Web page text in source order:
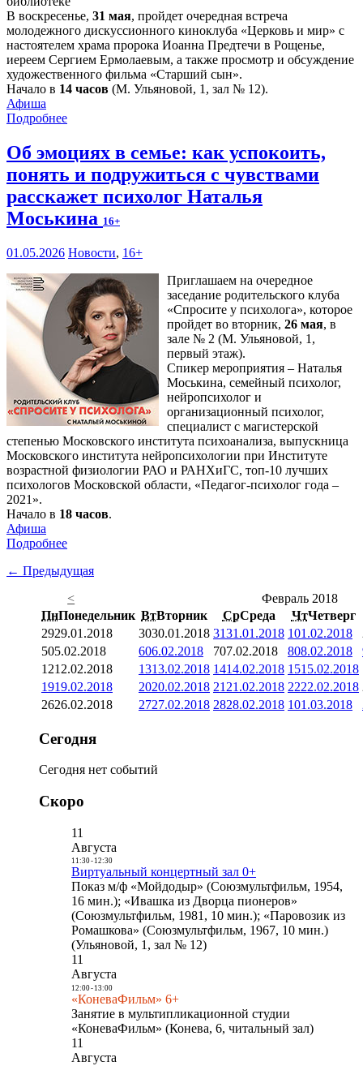
В воскресенье, 31 мая, пройдет очередная встреча
молодежного дискуссионного киноклуба «Церковь и мир» с
настоятелем храма пророка Иоанна Предтечи в Рощенье,
иереем Сергием Ермолаевым, а также просмотр и обсуждение
художественного фильма «Старший сын».
Начало в 14 часов (М. Ульяновой, 1, зал № 12).
Афиша
Подробнее
Об эмоциях в семье: как успокоить,
понять и подружиться с чувствами
расскажет психолог Наталья
Моськина 16+
01.05.2026 Новости, 16+
Приглашаем на очередное
заседание родительского клуба
«Спросите у психолога», которое
пройдет во вторник, 26 мая, в
зале № 2 (М. Ульяновой, 1,
первый этаж).
Спикер мероприятия – Наталья
Моськина, семейный психолог,
нейропсихолог и
организационный психолог,
специалист с магистерской
степенью Московского института психоанализа, выпускница
Московского института нейропсихологии при Институте
возрастной физиологии РАО и РАНХиГС, топ-10 лучших
психологов Московской области, «Педагог-психолог года –
2021».
Начало в 18 часов.
Афиша
Подробнее
← Предыдущая
<
Февраль 2018
ПнПонедельник ВтВторник СрСреда ЧтЧетверг
2929.01.2018 3030.01.2018 3131.01.2018 101.02.2018
505.02.2018 606.02.2018 707.02.2018 808.02.2018
1212.02.2018 1313.02.2018 1414.02.2018 1515.02.2018
1919.02.2018 2020.02.2018 21 21.02.2018 2222.02.2018
2626.02.2018 2727.02.2018 2828.02.2018 101.03.2018
Сегодня
Сегодня нет событий
Скоро
11
Августа
11:30- 12:30
Виртуальный концертный зал 0+
Показ м/ф «Мойдодыр» (Союзмультфильм, 1954,
16 мин.); «Ивашка из Дворца пионеров»
(Союзмультфильм, 1981, 10 мин.); «Паровозик из
Ромашкова» (Союзмультфильм, 1967, 10 мин.)
(Ульяновой, 1, зал № 12)
11
Августа
12:00- 13:00
«КоневаФильм» 6+
Занятие в мультипликационной студии
«КоневаФильм» (Конева, 6, читальный зал)
11
Августа